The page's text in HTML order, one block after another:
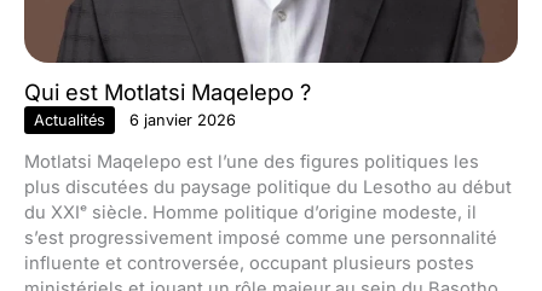
Qui est Motlatsi Maqelepo ?
Actualités 6 janvier 2026
Motlatsi Maqelepo est l’une des figures politiques les
plus discutées du paysage politique du Lesotho au début
du XXIᵉ siècle. Homme politique d’origine modeste, il
s’est progressivement imposé comme une personnalité
influente et controversée, occupant plusieurs postes